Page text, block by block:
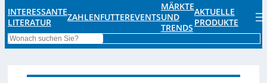
INTERESSANTE
LITERATUR
ZAHLENFUTTEREVENTS
MÄRKTE
UND
TRENDS
AKTUELLE
PRODUKTE
Search